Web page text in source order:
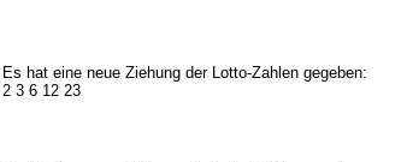
Es hat eine neue Ziehung der Lotto-Zahlen gegeben:
2 3 6 12 23